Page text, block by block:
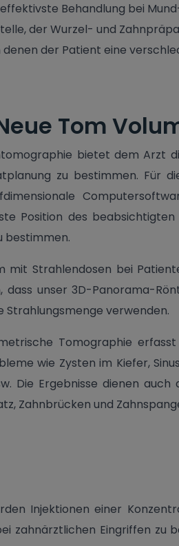
Behandlung bei
der Wurzel- und
der Patient eine
Tom
bietet dem Arzt
zu bestimmen. Für
Position des
bestimmen.
mit Strahlendosen bei
dass unser 3D-Panorama-
Strahlungsmenge verwenden.
Tomographie
wie Zysten im Kiefer,
Die Ergebnisse dienen
Zahnbrücken und
Injektionen einer
zahnärztlichen Eingriffen zu